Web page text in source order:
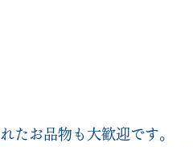
たお品物も大歓迎です。